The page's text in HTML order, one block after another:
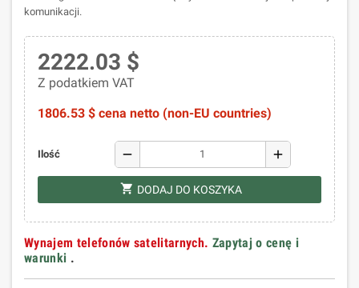
komunikacji.
2222.03 $
Z podatkiem VAT
1806.53 $ cena netto (non-EU countries)
Ilość remove add
shopping_cart DODAJ DO KOSZYKA
Wynajem telefonów satelitarnych. Zapytaj o cenę i
warunki .